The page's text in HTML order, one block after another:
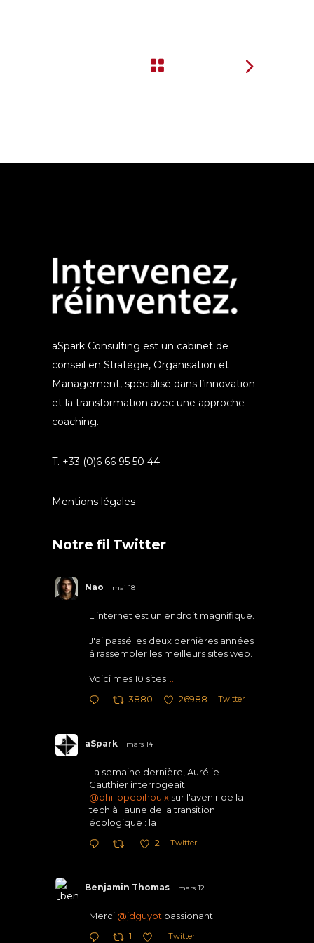
aSpark Consulting est un cabinet de
conseil en Stratégie, Organisation et
Management, spécialisé dans l’innovation
et la transformation avec une approche
coaching.
T. +33 (0)6 66 95 50 44
Mentions légales
Notre fil Twitter
Nao mai 18
L'internet est un endroit magnifique.
J'ai passé les deux dernières années
à rassembler les meilleurs sites web.
Voici mes 10 sites
3880 26988 Twitter
aSpark mars 14
La semaine dernière, Aurélie
Gauthier interrogeait
@philippebihouix sur l'avenir de la
tech à l'aune de la transition
écologique : la
2 Twitter
Benjamin Thomas mars 12
Merci @jdguyot passionant
1 Twitter